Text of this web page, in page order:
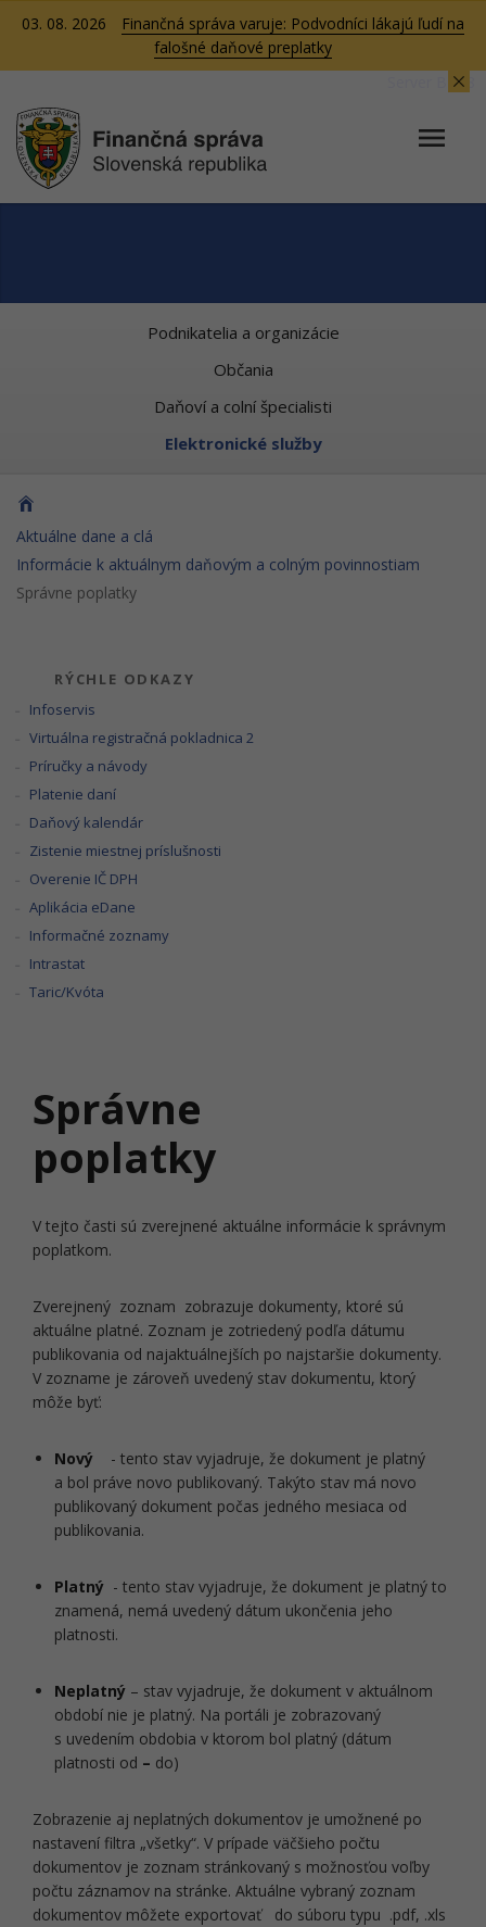
03. 08. 2026
Finančná správa varuje: Podvodníci lákajú ľudí na
falošné daňové preplatky
Server BB08
Podnikatelia a organizácie
Občania
Daňoví a colní špecialisti
Elektronické služby
Aktuálne dane a clá
Informácie k aktuálnym daňovým a colným povinnostiam
Správne poplatky
RÝCHLE ODKAZY
Infoservis
Virtuálna registračná pokladnica 2
Príručky a návody
Platenie daní
Daňový kalendár
Zistenie miestnej príslušnosti
Overenie IČ DPH
Aplikácia eDane
Informačné zoznamy
Intrastat
Taric/Kvóta
Správne
poplatky
V tejto časti sú zverejnené aktuálne informácie k správnym
poplatkom.
Zverejnený zoznam zobrazuje dokumenty, ktoré sú
aktuálne platné. Zoznam je zotriedený podľa dátumu
publikovania od najaktuálnejších po najstaršie dokumenty.
V zozname je zároveň uvedený stav dokumentu, ktorý
môže byť:
Nový - tento stav vyjadruje, že dokument je platný
a bol práve novo publikovaný. Takýto stav má novo
publikovaný dokument počas jedného mesiaca od
publikovania.
Platný - tento stav vyjadruje, že dokument je platný to
znamená, nemá uvedený dátum ukončenia jeho
platnosti.
Neplatný – stav vyjadruje, že dokument v aktuálnom
období nie je platný. Na portáli je zobrazovaný
s uvedením obdobia v ktorom bol platný (dátum
platnosti od – do)
Zobrazenie aj neplatných dokumentov je umožnené po
nastavení filtra „všetky“. V prípade väčšieho počtu
dokumentov je zoznam stránkovaný s možnosťou voľby
počtu záznamov na stránke. Aktuálne vybraný zoznam
dokumentov môžete exportovať do súboru typu .pdf, .xls